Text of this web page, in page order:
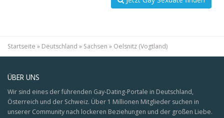
Startseite » Deutschland » Sachsen » Oelsnitz (Vogtland)
ÜBER UNS
Wir sind eines der führenden Gay-Dating-Portale in Deutschland,
Österreich und der Schweiz. Über 1 Millionen Mitglieder suchen in
unserer Community nach lockeren Beziehungen und der großen Liebe.